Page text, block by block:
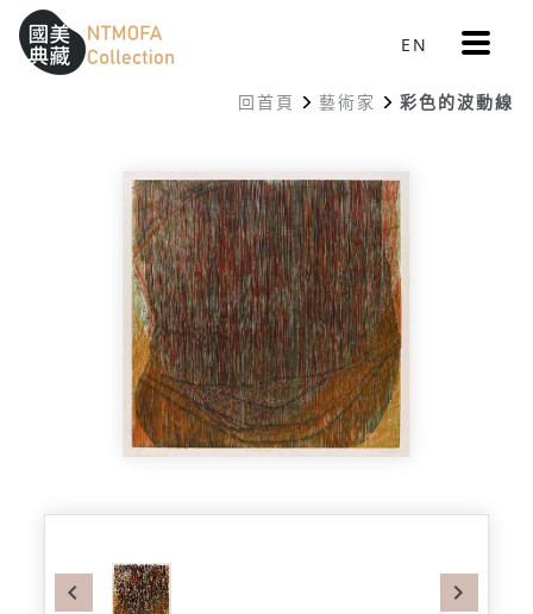
跳到中間主要內容區
網站導覽
::: EN 更
多
單
回首頁 藝術家 彩色的波動線